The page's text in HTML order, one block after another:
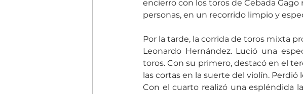
encierro con los toros de Cebada
personas, en un recorrido limpio y
Por la tarde, la corrida de toros mixta
Leonardo Hernández. Lució una
toros. Con su primero, destacó en el
las cortas en la suerte del violín.
Con el cuarto realizó una espléndida